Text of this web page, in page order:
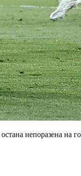
непоразена на